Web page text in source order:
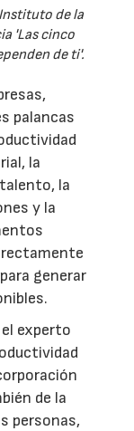
de la
'Las cinco
de ti'.
palancas
la
la
y la
generar
experto
de la
personas,